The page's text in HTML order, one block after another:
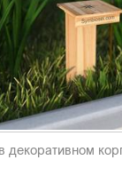
декоративном